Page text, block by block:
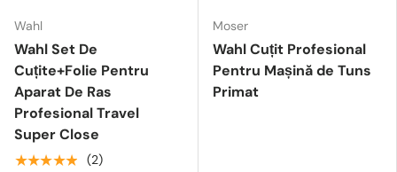
Wahl
Wahl Set De
Cuțite+Folie Pentru
Aparat De Ras
Profesional Travel
Super Close
★★★★★ (2)
Moser
Wahl Cuțit Profesional
Pentru Mașină de Tuns
Primat